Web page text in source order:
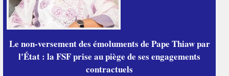
Le non-versement des émoluments de Pape Thiaw par
l'État : la FSF prise au piège de ses engagements
contractuels